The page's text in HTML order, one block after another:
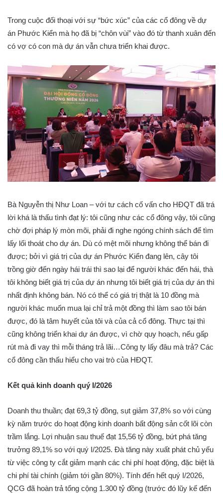
Trong cuộc đối thoại với sự “bức xúc” của các cổ đông về dự
án Phước Kiển mà họ đã bị “chôn vùi” vào đó từ thanh xuân đến
có vợ có con mà dự án vẫn chưa triển khai được.
Bà Nguyễn thị Như Loan – với tư cách cố vấn cho HĐQT đã trá
lời khá là thấu tình đạt lý: tôi cũng như các cổ đông vậy, tôi cũng
chờ đợi pháp lý mòn mõi, phải đi nghe ngóng chính sách để tìm
lấy lối thoát cho dự án. Dù có mệt mõi nhưng không thể bán đi
được; bởi vì giá trị của dự án Phước Kiển đang lên, cây tôi
trồng giờ đến ngày hái trái thì sao lại để người khác đến hái, thà
tôi không biết giá trị của dự án nhưng tôi biết giá trị của dự án thì
nhất định không bán. Nó có thể có giá trị thật là 10 đồng mà
người khác muốn mua lại chỉ trả một đồng thì làm sao tôi bán
được, đó là tâm huyết của tôi và của cả cổ đông. Thực tại thì
cũng không triển khai dự án được, vì chờ quy hoạch, nếu gấp
rút mà đi vay thì mỗi tháng trả lãi…Công ty lấy đâu mà trả? Các
cổ đông cần thấu hiểu cho vai trò của HĐQT.
Kết quả kinh doanh quý I/2026
Doanh thu thuần; đạt 69,3 tỷ đồng, sụt giảm 37,8% so với cùng
kỳ năm trước do hoạt động kinh doanh bất động sản cốt lõi còn
trầm lắng. Lợi nhuận sau thuế đạt 15,56 tỷ đồng, bứt phá tăng
trưởng 89,1% so với quý I/2025. Đà tăng này xuất phát chủ yếu
từ việc công ty cắt giảm mạnh các chi phí hoạt động, đặc biệt là
chi phí tài chính (giảm tới gần 80%). Tính đến hết quý I/2026,
QCG đã hoàn trả tổng cộng 1.300 tỷ đồng (trước đó lũy kế đến